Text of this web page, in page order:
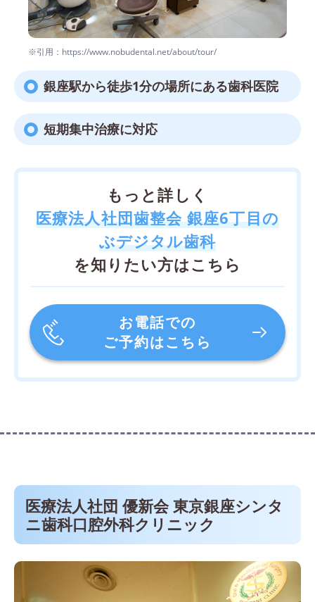
※引用：https://www.nobudental.net/about/tour/
銀座駅から徒歩1分の場所にある歯科医院
短期集中治療に対応
もっと詳しく
医療法人社団歯整会 銀座6丁目の
ぶデジタル歯科
を知りたい方はこちら
お電話での
ご予約はこちら
医療法人社団 優新会 東京銀座シンタ
ニ歯科口腔外科クリニック